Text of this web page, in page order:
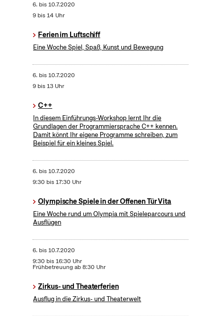
6. bis10.7.2020
9 bis 14 Uhr
Ferien im Luftschiff
Eine Woche Spiel, Spaß, Kunst und Bewegung
6. bis10.7.2020
9 bis 13 Uhr
C++
In diesem Einführungs-Workshop lernt Ihr die
Grundlagen der Programmiersprache C++ kennen.
Damit könnt Ihr eigene Programme schreiben, zum
Beispiel für ein kleines Spiel.
6. bis10.7.2020
9:30 bis 17:30 Uhr
Olympische Spiele in der Offenen Tür Vita
Eine Woche rund um Olympia mit Spieleparcours und
Ausflügen
6. bis10.7.2020
9:30 bis 16:30 Uhr
Frühbetreuung ab 8:30 Uhr
Zirkus- und Theaterferien
Ausflug in die Zirkus- und Theaterwelt